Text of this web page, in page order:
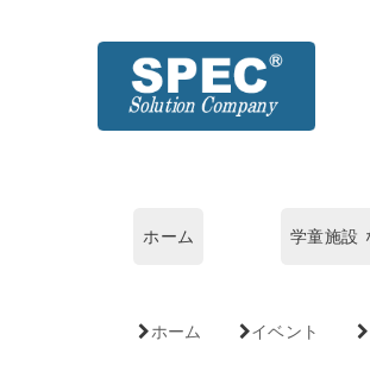
ホーム 学童施設
ホーム イベント